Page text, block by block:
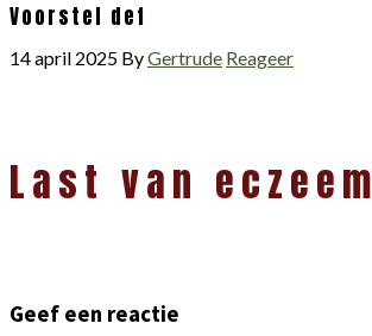
Voorstel def
14 april 2025 ByGertrude Reageer
Interacties
Last van
Geef een reactie